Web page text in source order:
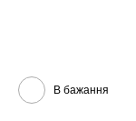
В бажання